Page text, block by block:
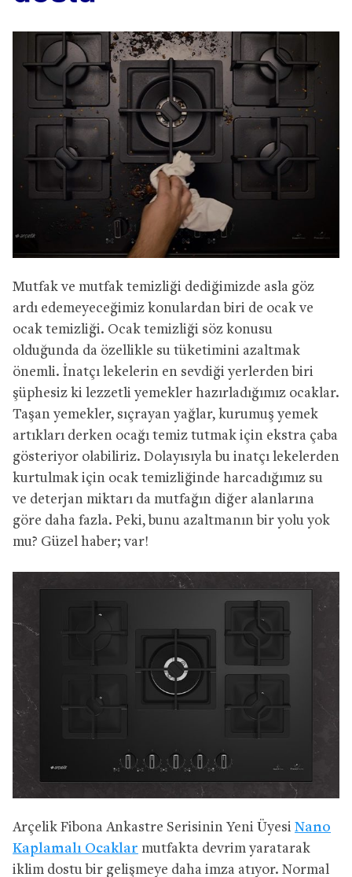
Mutfak ve mutfak temizliği dediğimizde asla göz
ardı edemeyeceğimiz konulardan biri de ocak ve
ocak temizliği. Ocak temizliği söz konusu
olduğunda da özellikle su tüketimini azaltmak
önemli. İnatçı lekelerin en sevdiği yerlerden biri
şüphesiz ki lezzetli yemekler hazırladığımız ocaklar.
Taşan yemekler, sıçrayan yağlar, kurumuş yemek
artıkları derken ocağı temiz tutmak için ekstra çaba
gösteriyor olabiliriz. Dolayısıyla bu inatçı lekelerden
kurtulmak için ocak temizliğinde harcadığımız su
ve deterjan miktarı da mutfağın diğer alanlarına
göre daha fazla. Peki, bunu azaltmanın bir yolu yok
mu? Güzel haber; var!
Arçelik Fibona Ankastre Serisinin Yeni Üyesi Nano
Kaplamalı Ocaklar mutfakta devrim yaratarak
iklim dostu bir gelişmeye daha imza atıyor. Normal